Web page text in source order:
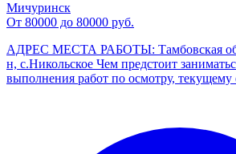
Мичуринск
От 80000 до 80000 руб.
АДРЕС МЕСТА РАБОТЫ: Тамбовская
н, с.Никольское Чем предстоит
выполнения работ по ocмoтру, текущему